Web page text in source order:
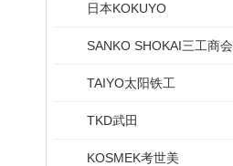
日本KOKUYO
SANKO SHOKAI三工商会
TAIYO太阳铁工
TKD武田
KOSMEK考世美